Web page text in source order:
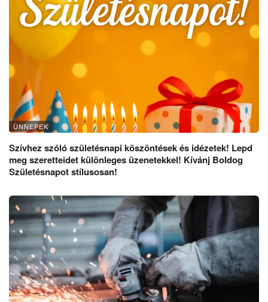
ÜNNEPEK
Szívhez szóló születésnapi köszöntések és idézetek! Lepd
meg szeretteidet különleges üzenetekkel! Kívánj Boldog
Születésnapot stílusosan!